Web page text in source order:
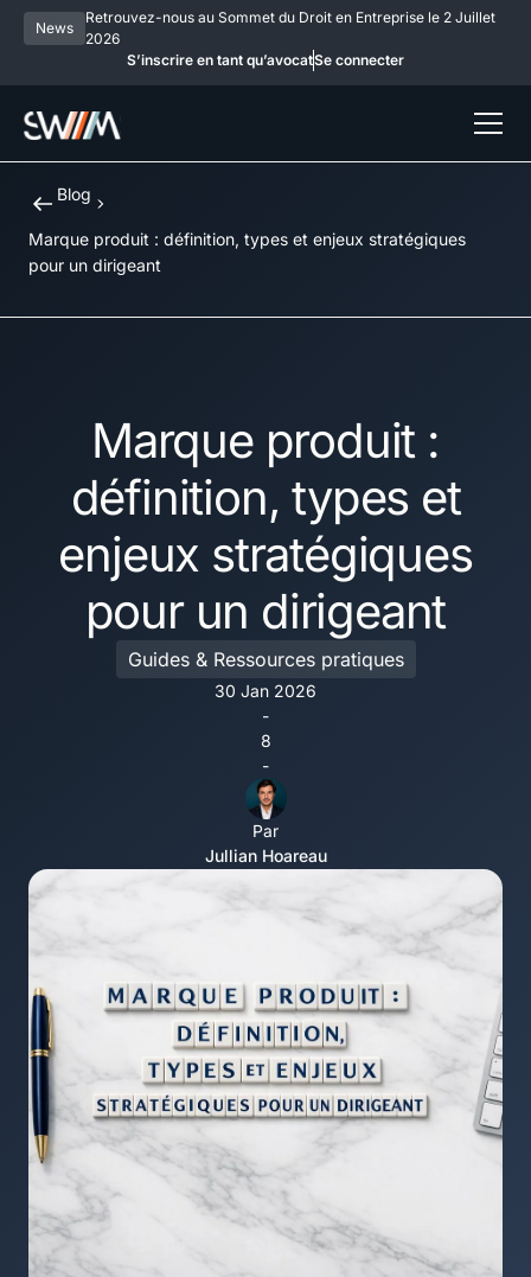
News
Retrouvez-nous au Sommet du Droit en Entreprise le 2 Juillet
2026
S’inscrire en tant qu’avocatSe connecter
Blog
Marque produit : définition, types et enjeux stratégiques
pour un dirigeant
Marque produit :
définition, types et
enjeux stratégiques
pour un dirigeant
Guides & Ressources pratiques
30 Jan 2026
-
8
-
Par
Jullian Hoareau